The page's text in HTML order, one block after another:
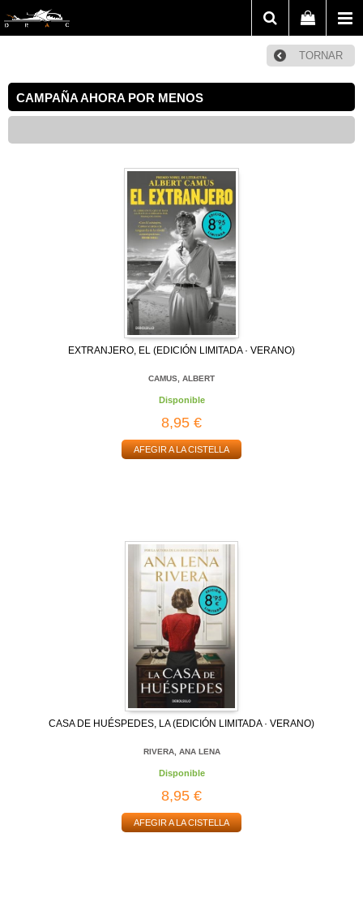
TORNAR
CAMPAÑA AHORA POR MENOS
EXTRANJERO, EL (EDICIÓN LIMITADA · VERANO)
CAMUS, ALBERT
Disponible
8,95 €
AFEGIR A LA CISTELLA
CASA DE HUÉSPEDES, LA (EDICIÓN LIMITADA · VERANO)
RIVERA, ANA LENA
Disponible
8,95 €
AFEGIR A LA CISTELLA